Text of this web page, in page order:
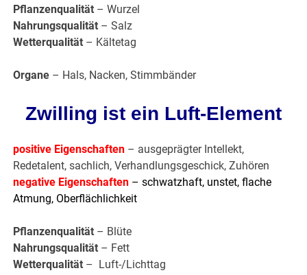
Pflanzenqualität – Wurzel
Nahrungsqualität – Salz
Wetterqualität – Kältetag
Organe – Hals, Nacken, Stimmbänder
Zwilling ist ein Luft-Element
positive Eigenschaften – ausgeprägter Intellekt,
Redetalent, sachlich, Verhandlungsgeschick, Zuhören
negative Eigenschaften – schwatzhaft, unstet, flache
Atmung, Oberflächlichkeit
Pflanzenqualität – Blüte
Nahrungsqualität – Fett
Wetterqualität – Luft-/Lichttag